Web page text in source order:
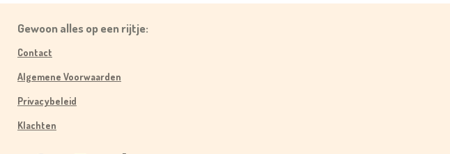
Gewoon alles op een rijtje:
Contact
Algemene Voorwaarden
Privacybeleid
Klachten